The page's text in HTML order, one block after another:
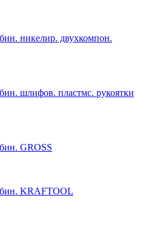
никелир. двухкомпон.
шлифов. пластмс. рукоятки
GROSS
KRAFTOOL